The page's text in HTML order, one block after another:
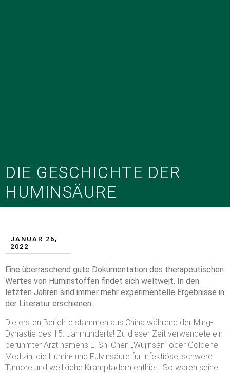
DIE GESCHICHTE DER
HUMINSÄURE
JANUAR 26,
2022
Eine überraschend gute Dokumentation des therapeutischen
Wertes von Huminstoffen findet sich weltweit. In den
letzten Jahren sind immer mehr experimentelle Ergebnisse in
der Literatur erschienen.
Die ersten Berichte stammen aus China während der Ming-
Dynastie des 15. Jahrhunderts! Zu dieser Zeit verwendete ein
berühmter Arzt namens Li Shi Chen „Wujinsan“ oder Goldene
Medizin, die Humin- und Fulvinsäure für infektiöse, schwere
Tumore und weibliche Krampfadern enthielt. So waren seine